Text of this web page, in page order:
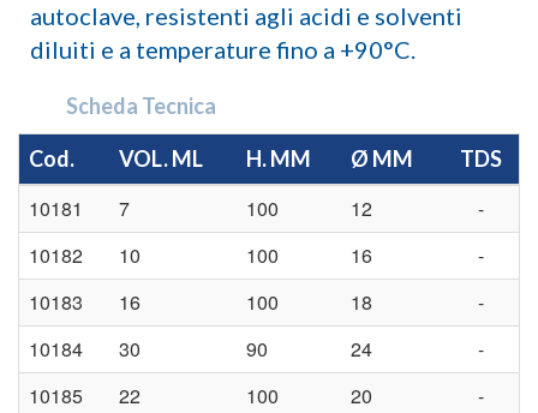
autoclave, resistenti agli acidi e solventi
diluiti e a temperature fino a +90°C.
Scheda Tecnica
Cod.
VOL. ML H. MM Ø MM TDS
10181 7 100 12
-
10182
10 100 16
-
10183
16 100 18
-
10184
30 90 24
-
10185
22 100 20
-